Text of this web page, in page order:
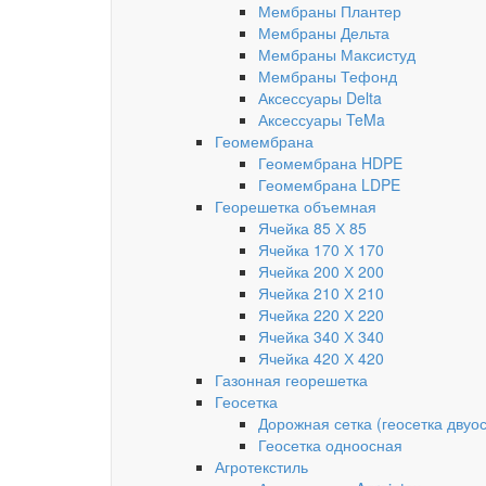
Мембраны Плантер
Мембраны Дельта
Мембраны Максистуд
Мембраны Тефонд
Аксессуары Delta
Аксессуары TeMa
Геомембрана
Геомембрана HDPE
Геомембрана LDPE
Георешетка объемная
Ячейка 85 Х 85
Ячейка 170 Х 170
Ячейка 200 Х 200
Ячейка 210 Х 210
Ячейка 220 Х 220
Ячейка 340 Х 340
Ячейка 420 Х 420
Газонная георешетка
Геосетка
Дорожная сетка (геосетка
Геосетка одноосная
Агротекстиль